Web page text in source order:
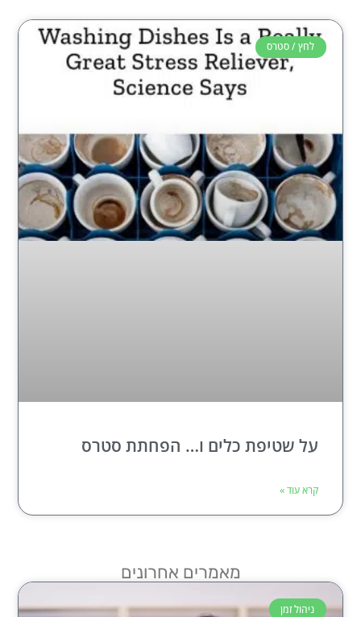
לחץ / סטרס
על שטיפת כלים ו… הפחתת סטרס
קרא עוד »
מאמרים אחרונים
ניהול זמן